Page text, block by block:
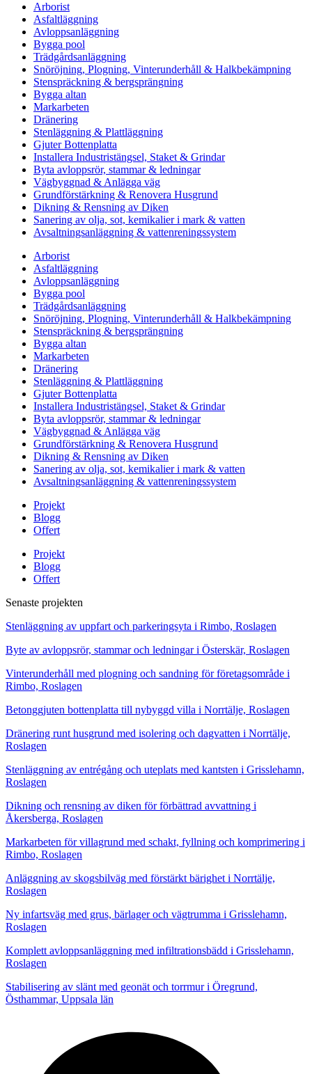
Arborist
Asfaltläggning
Avloppsanläggning
Bygga pool
Trädgårdsanläggning
Snöröjning, Plogning, Vinterunderhåll & Halkbekämpning
Stenspräckning & bergsprängning
Bygga altan
Markarbeten
Dränering
Stenläggning & Plattläggning
Gjuter Bottenplatta
Installera Industristängsel, Staket & Grindar
Byta avloppsrör, stammar & ledningar
Vägbyggnad & Anlägga väg
Grundförstärkning & Renovera Husgrund
Dikning & Rensning av Diken
Sanering av olja, sot, kemikalier i mark & vatten
Avsaltningsanläggning & vattenreningssystem
Arborist
Asfaltläggning
Avloppsanläggning
Bygga pool
Trädgårdsanläggning
Snöröjning, Plogning, Vinterunderhåll & Halkbekämpning
Stenspräckning & bergsprängning
Bygga altan
Markarbeten
Dränering
Stenläggning & Plattläggning
Gjuter Bottenplatta
Installera Industristängsel, Staket & Grindar
Byta avloppsrör, stammar & ledningar
Vägbyggnad & Anlägga väg
Grundförstärkning & Renovera Husgrund
Dikning & Rensning av Diken
Sanering av olja, sot, kemikalier i mark & vatten
Avsaltningsanläggning & vattenreningssystem
Projekt
Blogg
Offert
Projekt
Blogg
Offert
Senaste projekten
Stenläggning av uppfart och parkeringsyta i Rimbo, Roslagen
Byte av avloppsrör, stammar och ledningar i Österskär, Roslagen
Vinterunderhåll med plogning och sandning för företagsområde i
Rimbo, Roslagen
Betonggjuten bottenplatta till nybyggd villa i Norrtälje, Roslagen
Dränering runt husgrund med isolering och dagvatten i Norrtälje,
Roslagen
Stenläggning av entrégång och uteplats med kantsten i Grisslehamn,
Roslagen
Dikning och rensning av diken för förbättrad avvattning i
Åkersberga, Roslagen
Markarbeten för villagrund med schakt, fyllning och komprimering i
Rimbo, Roslagen
Anläggning av skogsbilväg med förstärkt bärighet i Norrtälje,
Roslagen
Ny infartsväg med grus, bärlager och vägtrumma i Grisslehamn,
Roslagen
Komplett avloppsanläggning med infiltrationsbädd i Grisslehamn,
Roslagen
Stabilisering av slänt med geonät och torrmur i Öregrund,
Östhammar, Uppsala län